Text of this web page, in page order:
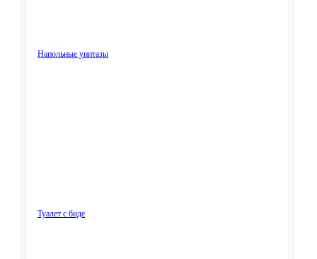
Напольные унитазы
Туалет с биде